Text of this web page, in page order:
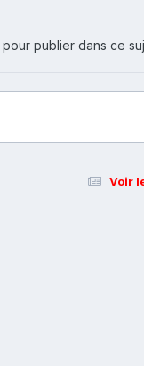
pour publier dans ce
Voir